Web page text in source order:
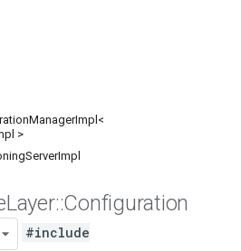
>
Layer::Configuration
#include